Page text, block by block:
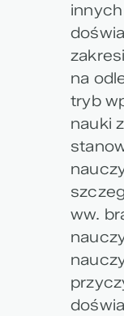
na
tryb
nauki
ww.